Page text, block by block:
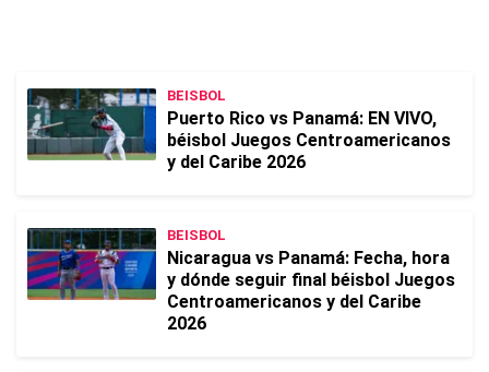
BEISBOL
Puerto Rico vs Panamá: EN VIVO,
béisbol Juegos Centroamericanos
y del Caribe 2026
BEISBOL
Nicaragua vs Panamá: Fecha, hora
y dónde seguir final béisbol Juegos
Centroamericanos y del Caribe
2026